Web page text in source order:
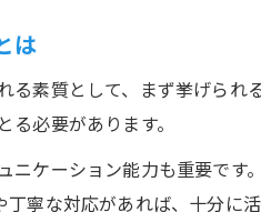
は
素質として、まず挙げら
必要があります。
ニケーション能力も重要で
寧な対応があれば、十分に